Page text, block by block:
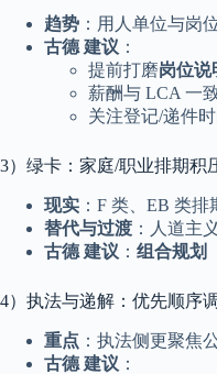
趋势 ：用人单位与岗
古德 建议 ：
提前打磨岗位说
薪酬与 LCA 一
关注登记/递件
3）绿卡：家庭/职业排期积
现实 ：F 类、EB 类
替代与过渡 ：人道主
古德 建议 ： 组合规划
4）执法与递解：优先顺序
重点 ：执法侧更聚焦
古德 建议 ：